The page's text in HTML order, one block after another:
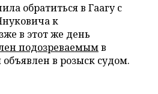
обратиться в Гаагу с
к
в этот же день
подозреваемымв
в розыск судом.